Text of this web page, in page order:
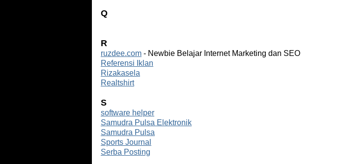
Q
R
ruzdee.com - Newbie Belajar Internet Marketing dan SEO
Referensi Iklan
Rizakasela
Realtshirt
S
software helper
Samudra Pulsa Elektronik
Samudra Pulsa
Sports Journal
Serba Posting